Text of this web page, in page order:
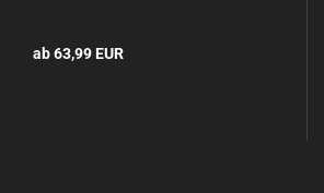
ab 63,99 EUR